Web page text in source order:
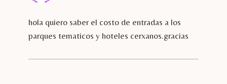
hola quiero saber el costo de entradas a los
parques tematicos y hoteles cerxanos.gracias